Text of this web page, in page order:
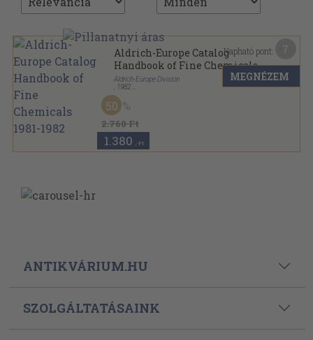
Aldrich-Europe Catalog
Handbook of Fine Chemicals
1981-1982
Aldrich-Europe Division
1982
Ragasztott papírkötés
Aldrich-Europe Catalog Handbook of Fine Chemicals
sorozat
2.760 Ft
50
1.380 ,-Ft
Kapható pont:
MEGNÉZEM
ANTIKVÁRIUM.HU
SZOLGÁLTATÁSAINK